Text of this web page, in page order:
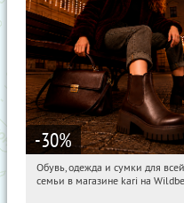
-30%
12:07:36
Обувь, одежда и сумки для всей
семьи в магазине kari на